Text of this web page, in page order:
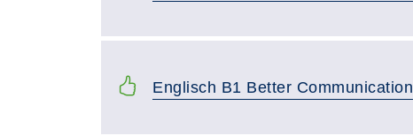
Englisch B1 Better Communication